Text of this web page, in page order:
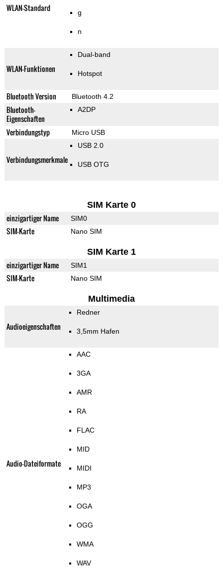
WLAN-Standard g
n
WLAN-Funktionen
Dual-band
Hotspot
Bluetooth Version Bluetooth 4.2
Bluetooth-
Eigenschaften
A2DP
Verbindungstyp Micro USB
Verbindungsmerkmale
USB 2.0
USB OTG
SIM Karte 0
einzigartiger Name SIM0
SIM-Karte Nano SIM
SIM Karte 1
einzigartiger Name SIM1
SIM-Karte Nano SIM
Multimedia
Audioeigenschaften
Redner
3,5mm Hafen
Audio-Dateiformate
AAC
3GA
AMR
RA
FLAC
MID
MIDI
MP3
OGA
OGG
WMA
WAV